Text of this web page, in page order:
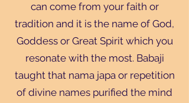
can come from your faith or
tradition and it is the name of God,
Goddess or Great Spirit which you
resonate with the most. Babaji
taught that nama japa or repetition
of divine names purified the mind